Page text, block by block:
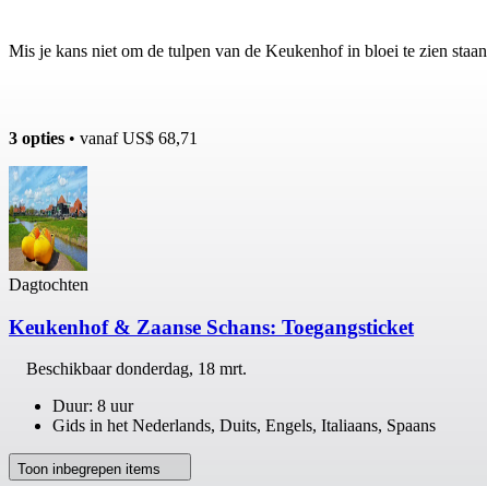
Mis je kans niet om de tulpen van de Keukenhof in bloei te zien staan
3 opties • vanafUS$ 68,71
Dagtochten
Keukenhof & Zaanse Schans: Toegangsticket
Beschikbaardonderdag, 18 mrt.
Duur: 8 uur
Gids in het Nederlands, Duits, Engels, Italiaans, Spaans
Toon inbegrepen items